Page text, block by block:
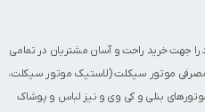
را جهت خرید راحت و آسان مشتریان در تمامی
مصرفی موتور سیکلت(لاستیک موتور سیکلت،
بنلی و کی وی و نیز لباس و پوشاک